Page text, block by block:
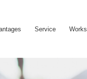
Service Works